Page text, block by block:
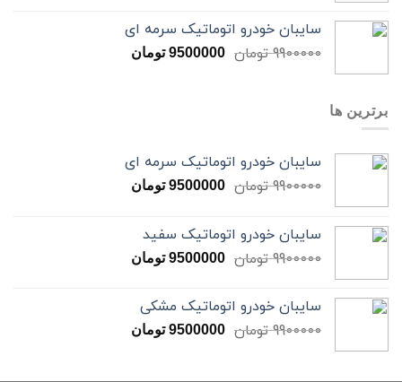
سایبان خودرو اتوماتیک سرمه ای
9900000 تومان 9500000 تومان
برترین ها
سایبان خودرو اتوماتیک سرمه ای
9900000 تومان 9500000 تومان
سایبان خودرو اتوماتیک سفید
9900000 تومان 9500000 تومان
سایبان خودرو اتوماتیک مشکی
9900000 تومان 9500000 تومان